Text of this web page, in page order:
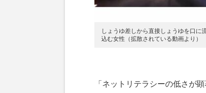
しょうゆ差しから直接しょうゆを口に
込む女性（拡散されている動画より）
「ネットリテラシーの低さが